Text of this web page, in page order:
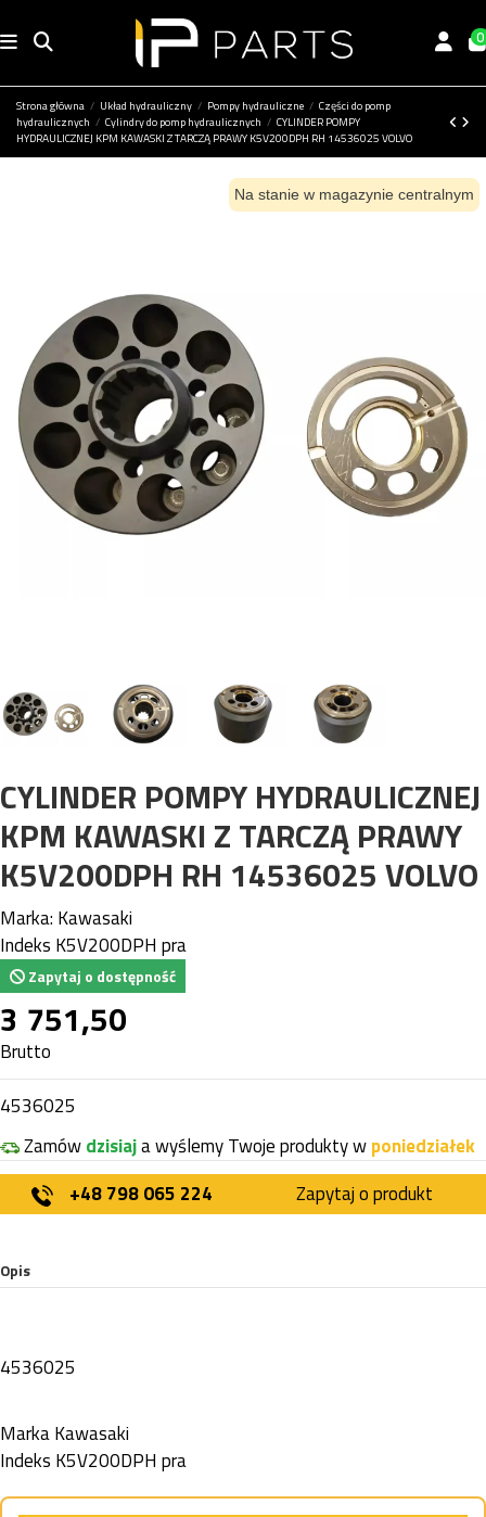
0
Strona główna Układ hydrauliczny Pompy hydrauliczne
Części do pomp
hydraulicznych
Cylindry do pomp hydraulicznych
CYLINDER POMPY
HYDRAULICZNEJ KPM KAWASKI Z TARCZĄ PRAWY K5V200DPH RH 14536025 VOLVO
Na stanie w magazynie centralnym
CYLINDER POMPY HYDRAULICZNEJ
KPM KAWASKI Z TARCZĄ PRAWY
K5V200DPH RH 14536025 VOLVO
Marka: Kawasaki
Indeks K5V200DPH pra
Zapytaj o dostępność
3 751,50
Brutto
4536025
Zamówdzisiaja wyślemy Twoje produkty wponiedziałek
+48 798 065 224
Zapytaj o produkt
Opis
4536025
MarkaKawasaki
Indeks K5V200DPH pra